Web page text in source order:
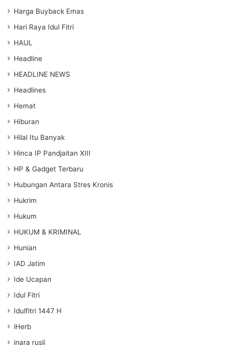
Harga Buyback Emas
Hari Raya Idul Fitri
HAUL
Headline
HEADLINE NEWS
Headlines
Hemat
Hiburan
Hilal Itu Banyak
Hinca IP Pandjaitan XIII
HP & Gadget Terbaru
Hubungan Antara Stres Kronis
Hukrim
Hukum
HUKUM & KRIMINAL
Hunian
IAD Jatim
Ide Ucapan
Idul Fitri
Idulfitri 1447 H
iHerb
inara rusli